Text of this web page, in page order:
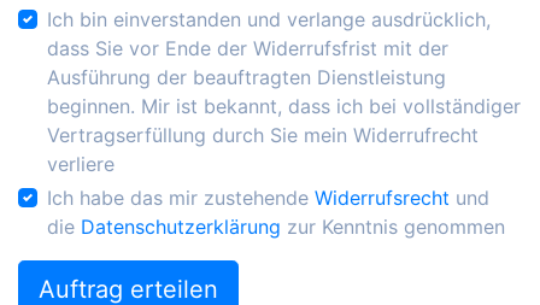
Ich bin einverstanden und verlange ausdrücklich,
dass Sie vor Ende der Widerrufsfrist mit der
Ausführung der beauftragten Dienstleistung
beginnen. Mir ist bekannt, dass ich bei vollständiger
Vertragserfüllung durch Sie mein Widerrufrecht
verliere
Ich habe das mir zustehende Widerrufsrecht und
die Datenschutzerklärung zur Kenntnis genommen
Auftrag erteilen